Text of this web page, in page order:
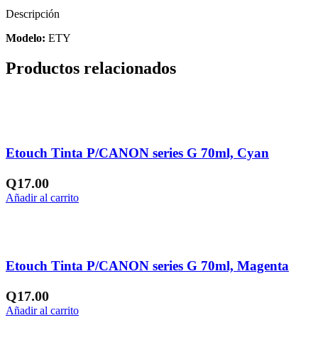
ETY
Descripción
Modelo: ETY
Productos relacionados
Etouch Tinta P/CANON series G 70ml, Cyan
Q17.00
Añadir al carrito
Etouch Tinta P/CANON series G 70ml, Magenta
Q17.00
Añadir al carrito